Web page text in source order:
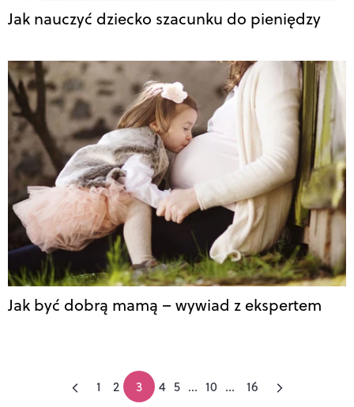
Jak nauczyć dziecko szacunku do pieniędzy
Jak być dobrą mamą – wywiad z ekspertem
1 2 3 4 5 ... 10 ... 16